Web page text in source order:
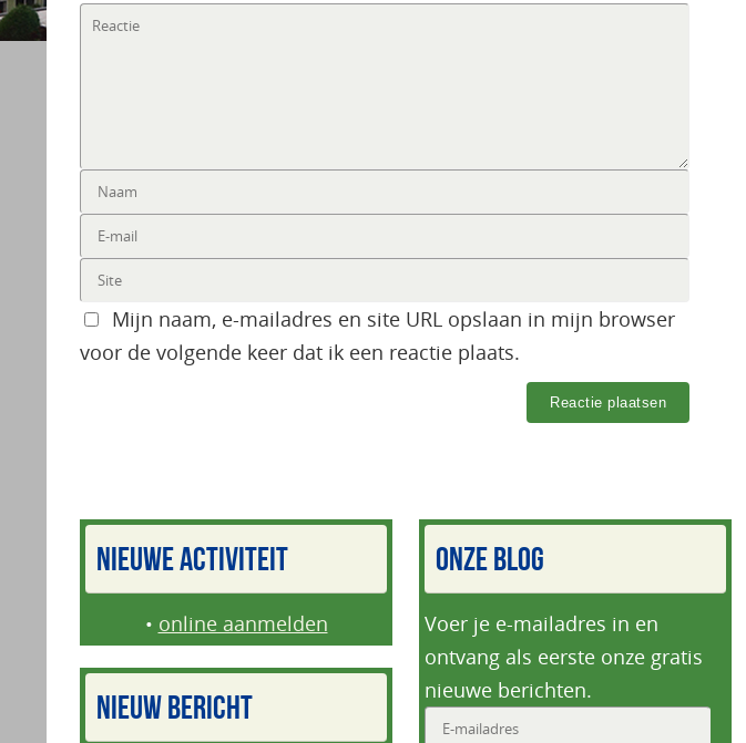
Mijn naam, e-mailadres en site URL opslaan in mijn browser
voor de volgende keer dat ik een reactie plaats.
NIEUWE ACTIVITEIT
• online aanmelden
NIEUW BERICHT
ONZE BLOG
Voer je e-mailadres in en
ontvang als eerste onze gratis
nieuwe berichten.